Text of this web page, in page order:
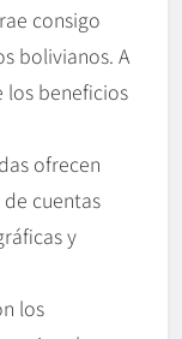
consigo
bolivianos. A
los beneficios
ofrecen
cuentas
y
los